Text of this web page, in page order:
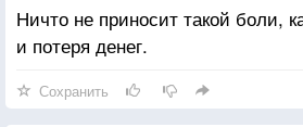
Ничто не приносит такой боли,
и потеря денег.
Сохранить